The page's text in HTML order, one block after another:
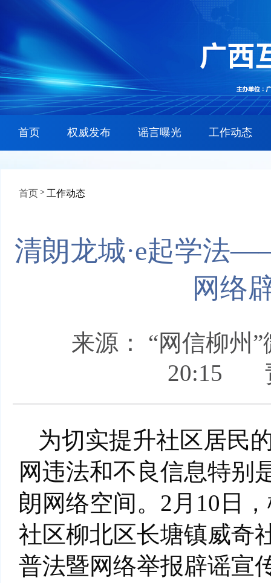
首页 权威发布 谣言曝光 工作动态
首页 > 工作动态
清朗龙城·e起学法
网络
来源： “网信柳州
20:15
为切实提升社区居民
网违法和不良信息特别
朗网络空间。2月10日
社区柳北区长塘镇威奇
普法暨网络举报辟谣宣